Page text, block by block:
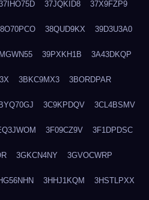
37JQKID8 37X9FZP9
38QUD9KX 39D3U3A0
39PXKH1B 3A43DKQP
3BKC9MX3 3BORDPAR
3C9KPDQV 3CL4BSMV
3F09CZ9V 3F1DPDSC
3GKCN4NY 3GVOCWRP
3HHJ1KQM 3HSTLPXX